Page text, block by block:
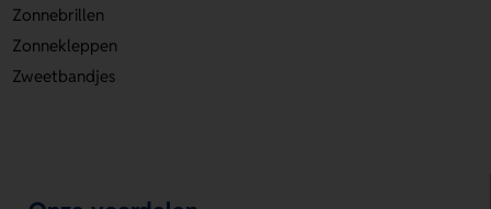
Zonnebrillen
Zonnekleppen
Zweetbandjes